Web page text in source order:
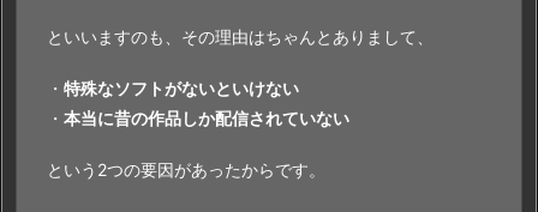
といいますのも、その理由はちゃんとありまして、
・ 特殊なソフトがないといけない
・ 本当に昔の作品しか配信されていない
という2つの要因があったからです。